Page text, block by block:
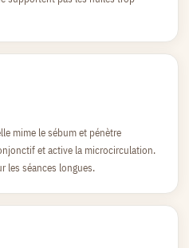
mime le sébum et pénètre
et active la microcirculation.
les séances longues.